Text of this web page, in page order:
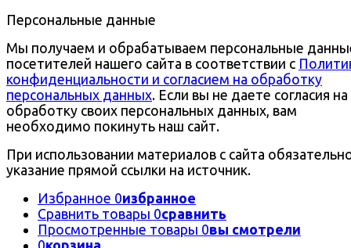
Персональные данные
Мы получаем и обрабатываем персональные
посетителей нашего сайта в соответствии с
конфиденциальности и согласием на обработку
персональных данных. Если вы не даете согласия на
обработку своих персональных данных, вам
необходимо покинуть наш сайт.
При использовании материалов с сайта
указание прямой ссылки на источник.
Избранное 0избранное
Сравнить товары 0сравнить
Просмотренные товары 0вы смотрели
0корзина